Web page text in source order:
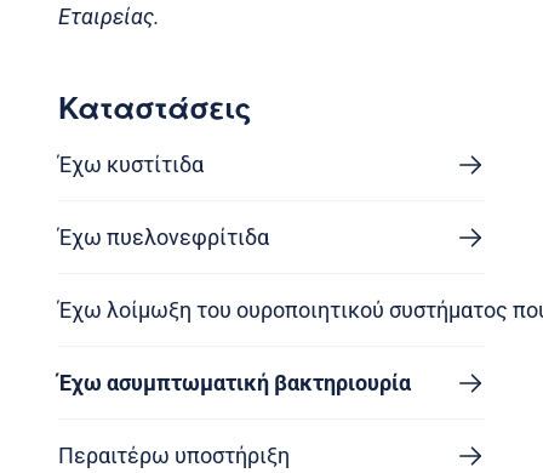
Εταιρείας.
Καταστάσεις
Έχω κυστίτιδα
Έχω πυελονεφρίτιδα
Έχω λοίμωξη του ουροποιητικού συστήματος
Έχω ασυμπτωματική βακτηριουρία
Περαιτέρω υποστήριξη